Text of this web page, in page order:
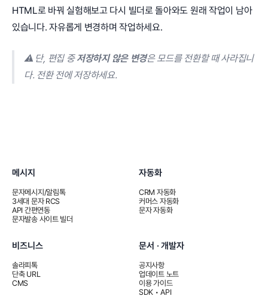
HTML로 바꿔 실험해보고 다시 빌더로 돌아와도 원래 작업이 남아
있습니다. 자유롭게 변경하며 작업하세요.
⚠️ 단, 편집 중저장하지 않은 변경은 모드를 전환할 때 사라집니
다. 전환 전에 저장하세요.
메시지
문자메시지/알림톡
3세대 문자 RCS
API 간편연동
문자발송 사이트 빌더
자동화
CRM 자동화
커머스 자동화
문자 자동화
비즈니스
솔라피톡
단축 URL
CMS
문서 · 개발자
공지사항
업데이트 노트
이용 가이드
SDK • API